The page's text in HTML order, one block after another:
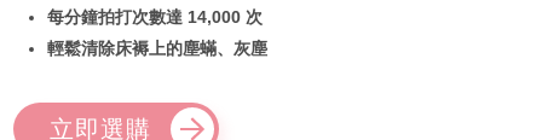
每分鐘拍打次數達 14,000 次
輕鬆清除床褥上的塵蟎、灰塵
立即選購